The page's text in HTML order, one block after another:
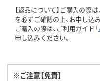
【返品について】ご購入の際は
を必ずご確認の上、お申し込
ご購入の際は、ご利用ガイド「
申し込みください。
※ご注意【免責】